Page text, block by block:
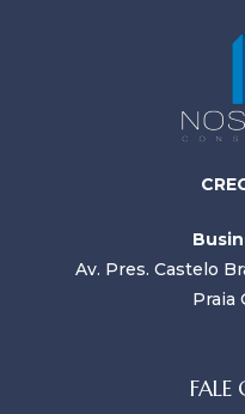
Av. Pres. Castelo
Praia
FALE